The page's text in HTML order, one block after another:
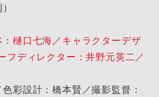
樋口七海／キャラクターデザ
フディレクター：井野元英二／
彩設計：橋本賢／撮影監督：